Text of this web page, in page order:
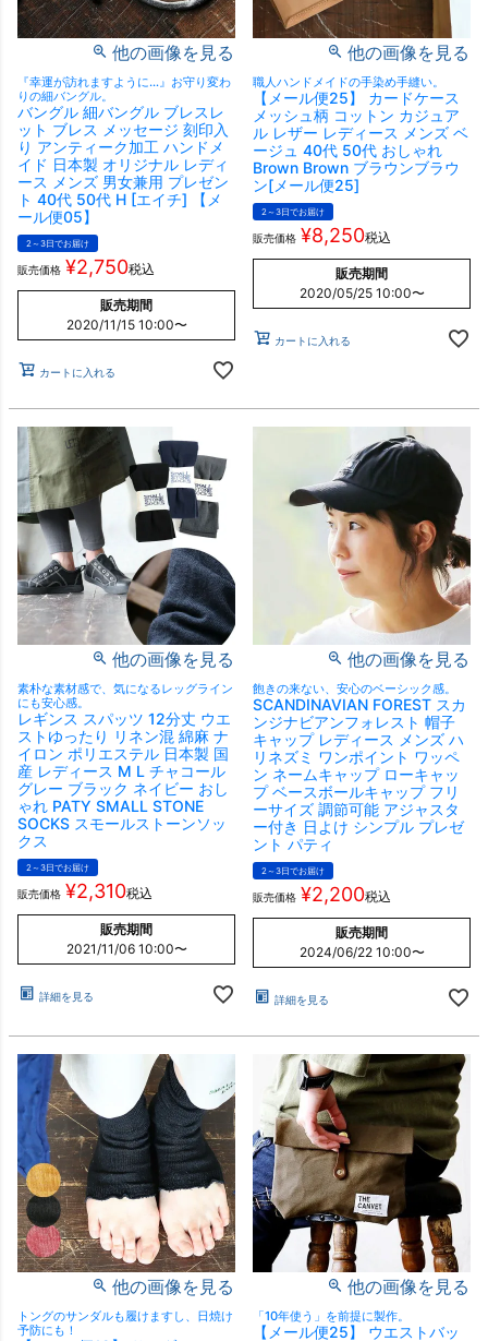
他の画像を見る
『幸運が訪れますように…』お守り変わ
りの細バングル。
バングル 細バングル ブレスレ
ット ブレス メッセージ 刻印入
り アンティーク加工 ハンドメ
イド 日本製 オリジナル レディ
ース メンズ 男女兼用 プレゼン
ト 40代 50代 H [エイチ] 【メ
ール便05】
2～3日でお届け
販売価格 ¥2,750税込
販売期間
2020/11/15 10:00〜
カートに入れる
他の画像を見る
職人ハンドメイドの手染め手縫い。
【メール便25】 カードケース
メッシュ柄 コットン カジュア
ル レザー レディース メンズ ベ
ージュ 40代 50代 おしゃれ
Brown Brown ブラウンブラウ
ン[メール便25]
2～3日でお届け
販売価格 ¥8,250税込
販売期間
2020/05/25 10:00〜
カートに入れる
他の画像を見る
素朴な素材感で、気になるレッグライン
にも安心感。
レギンス スパッツ 12分丈 ウエ
ストゆったり リネン混 綿麻 ナ
イロン ポリエステル 日本製 国
産 レディース M L チャコール
グレー ブラック ネイビー おし
ゃれ PATY SMALL STONE
SOCKS スモールストーンソッ
クス
2～3日でお届け
販売価格 ¥2,310税込
販売期間
2021/11/06 10:00〜
詳細を見る
他の画像を見る
飽きの来ない、安心のベーシック感。
SCANDINAVIAN FOREST スカ
ンジナビアンフォレスト 帽子
キャップ レディース メンズ ハ
リネズミ ワンポイント ワッペ
ン ネームキャップ ローキャッ
プ ベースボールキャップ フリ
ーサイズ 調節可能 アジャスタ
ー付き 日よけ シンプル プレゼ
ント パティ
2～3日でお届け
販売価格 ¥2,200税込
販売期間
2024/06/22 10:00〜
詳細を見る
他の画像を見る
トングのサンダルも履けますし、日焼け
予防にも！
他の画像を見る
「10年使う」を前提に製作。
【メール便25】 ウエストバッ